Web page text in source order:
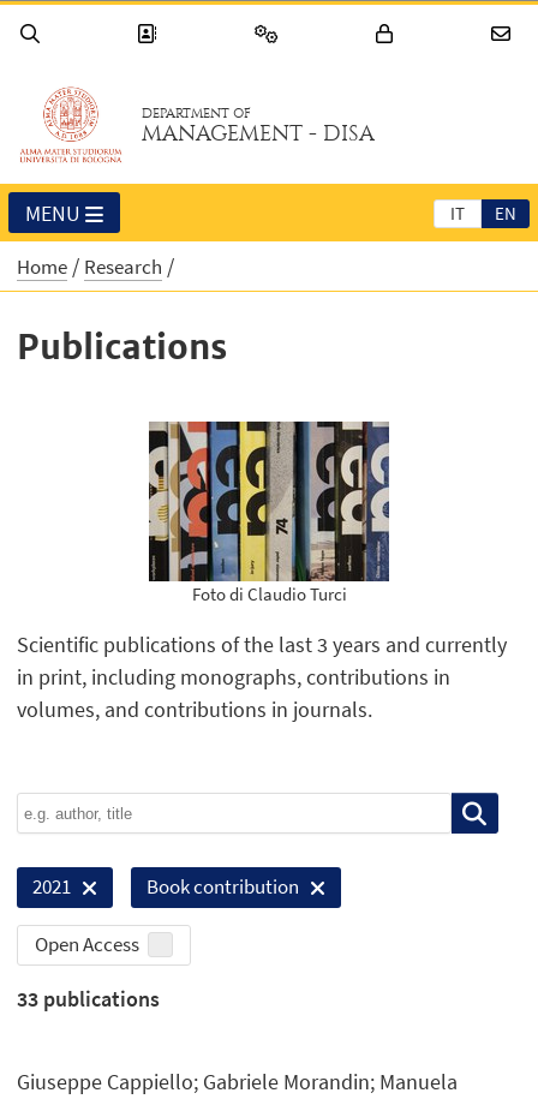
DEPARTMENT OF
MANAGEMENT - DISA
IT EN
MENU
Home Research
Publications
Foto di Claudio Turci
Scientific publications of the last 3 years and currently
in print, including monographs, contributions in
volumes, and contributions in journals.
2021 Book contribution
Open Access
33 publications
Giuseppe Cappiello; Gabriele Morandin; Manuela